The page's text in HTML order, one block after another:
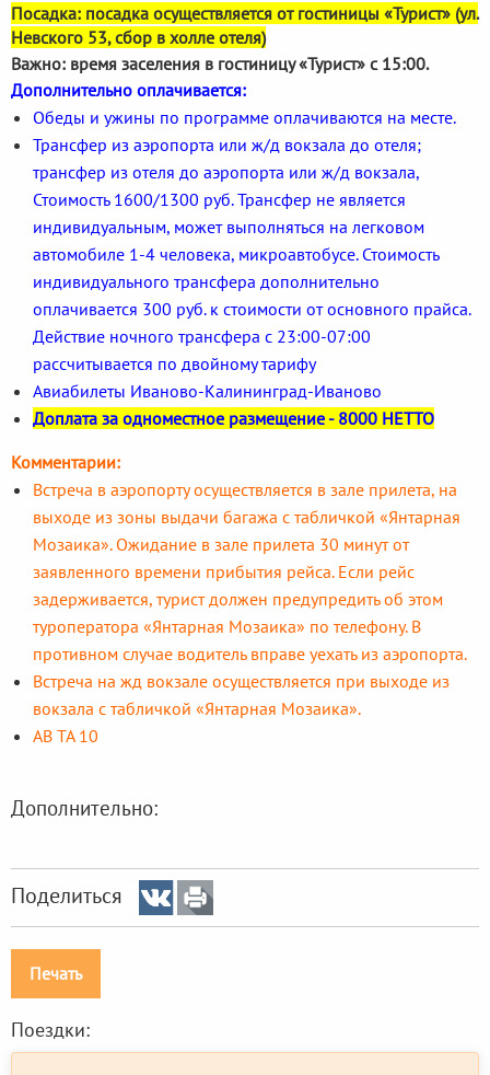
Посадка: посадка осуществляется от гостиницы «Турист» (ул.
Невского 53, сбор в холле отеля)
Важно: время заселения в гостиницу «Турист» с 15:00.
Дополнительно оплачивается:
Обеды и ужины по программе оплачиваются на месте.
Трансфер из аэропорта или ж/д вокзала до отеля;
трансфер из отеля до аэропорта или ж/д вокзала,
Стоимость 1600/1300 руб. Трансфер не является
индивидуальным, может выполняться на легковом
автомобиле 1-4 человека, микроавтобусе. Стоимость
индивидуального трансфера дополнительно
оплачивается 300 руб. к стоимости от основного прайса.
Действие ночного трансфера с 23:00-07:00
рассчитывается по двойному тарифу
Авиабилеты Иваново-Калининград-Иваново
Доплата за одноместное размещение - 8000 НЕТТО
Комментарии:
Встреча в аэропорту осуществляется в зале прилета, на
выходе из зоны выдачи багажа с табличкой «Янтарная
Мозаика». Ожидание в зале прилета 30 минут от
заявленного времени прибытия рейса. Если рейс
задерживается, турист должен предупредить об этом
туроператора «Янтарная Мозаика» по телефону. В
противном случае водитель вправе уехать из аэропорта.
Встреча на жд вокзале осуществляется при выходе из
вокзала с табличкой «Янтарная Мозаика».
АВ ТА 10
Дополнительно:
Поделиться
Печать
Поездки: